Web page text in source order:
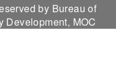
by Bureau of
Development, MOC